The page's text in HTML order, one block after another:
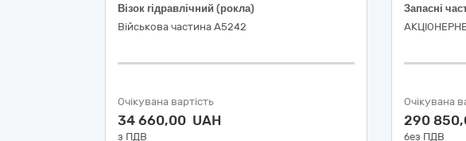
Візок гідравлічний (рокла)
Військова частина А5242
Очікувана вартість
34 660,00 UAH
з ПДВ
Запасні
Очікувана
290
без ПДВ